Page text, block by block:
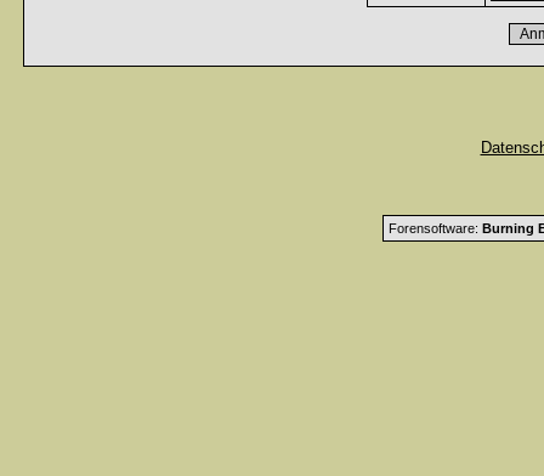
Forensoftware: Burning